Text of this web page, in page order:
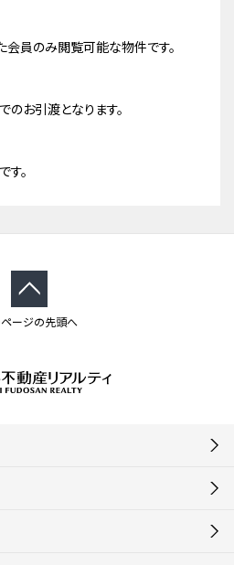
会員のみ閲覧可能な物件です。
お引渡となります。
。
ページの先頭へ